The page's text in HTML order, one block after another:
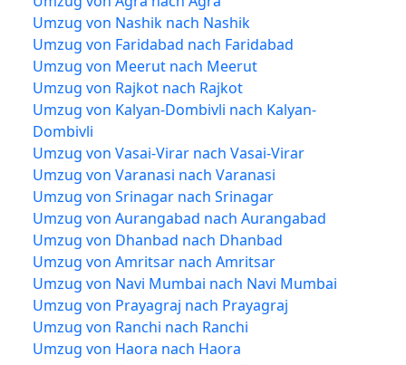
Umzug von Nashik nach Nashik
Umzug von Faridabad nach Faridabad
Umzug von Meerut nach Meerut
Umzug von Rajkot nach Rajkot
Umzug von Kalyan-Dombivli nach Kalyan-
Dombivli
Umzug von Vasai-Virar nach Vasai-Virar
Umzug von Varanasi nach Varanasi
Umzug von Srinagar nach Srinagar
Umzug von Aurangabad nach Aurangabad
Umzug von Dhanbad nach Dhanbad
Umzug von Amritsar nach Amritsar
Umzug von Navi Mumbai nach Navi Mumbai
Umzug von Prayagraj nach Prayagraj
Umzug von Ranchi nach Ranchi
Umzug von Haora nach Haora